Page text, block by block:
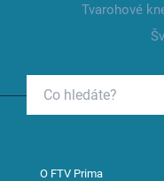
Tvarohové
O FTV Prima